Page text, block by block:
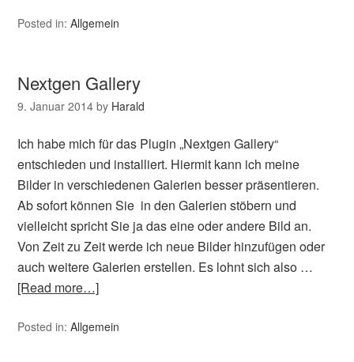
Posted in:Allgemein
Nextgen Gallery
9. Januar 2014 by Harald
Ich habe mich für das Plugin „Nextgen Gallery“
entschieden und installiert. Hiermit kann ich meine
Bilder in verschiedenen Galerien besser präsentieren.
Ab sofort können Sie in den Galerien stöbern und
vielleicht spricht Sie ja das eine oder andere Bild an.
Von Zeit zu Zeit werde ich neue Bilder hinzufügen oder
auch weitere Galerien erstellen. Es lohnt sich also …
[Read more…]
Posted in:Allgemein